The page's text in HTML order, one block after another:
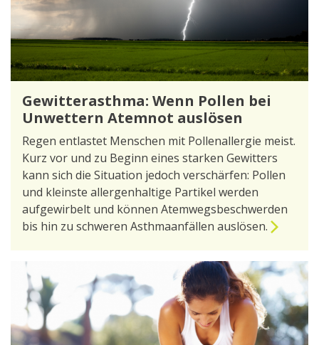
Gewitterasthma: Wenn Pollen bei
Unwettern Atemnot auslösen
Regen entlastet Menschen mit Pollenallergie meist.
Kurz vor und zu Beginn eines starken Gewitters
kann sich die Situation jedoch verschärfen: Pollen
und kleinste allergenhaltige Partikel werden
aufgewirbelt und können Atemwegsbeschwerden
bis hin zu schweren Asthmaanfällen auslösen.